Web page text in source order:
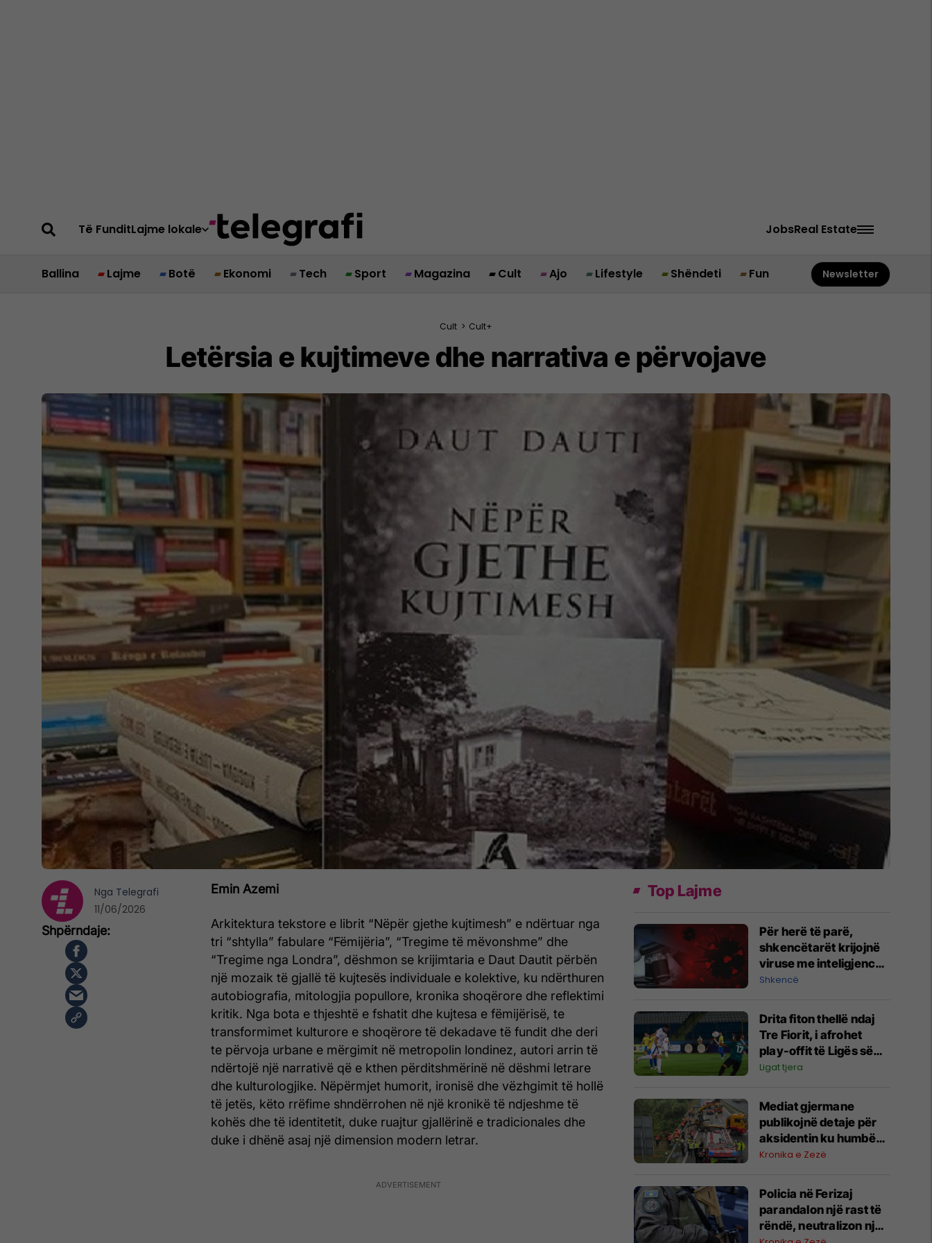
Të FunditLajme lokale JobsReal Estate
Ballina Lajme Botë Ekonomi Tech Sport Magazina Cult Ajo Lifestyle Shëndeti Fun Newsletter
Cult > Cult+
Letërsia e kujtimeve dhe narrativa e përvojave
Emin Azemi
Arkitektura tekstore e librit “Nëpër gjethe kujtimesh” e ndërtuar nga
tri “shtylla” fabulare “Fëmijëria”, “Tregime të mëvonshme” dhe
“Tregime nga Londra”, dëshmon se krijimtaria e Daut Dautit përbën
një mozaik të gjallë të kujtesës individuale e kolektive, ku ndërthuren
autobiografia, mitologjia popullore, kronika shoqërore dhe reflektimi
kritik. Nga bota e thjeshtë e fshatit dhe kujtesa e fëmijërisë, te
transformimet kulturore e shoqërore të dekadave të fundit dhe deri
te përvoja urbane e mërgimit në metropolin londinez, autori arrin të
ndërtojë një narrativë që e kthen përditshmërinë në dëshmi letrare
dhe kulturologjike. Nëpërmjet humorit, ironisë dhe vëzhgimit të hollë
të jetës, këto rrëfime shndërrohen në një kronikë të ndjeshme të
kohës dhe të identitetit, duke ruajtur gjallërinë e tradicionales dhe
duke i dhënë asaj një dimension modern letrar.
Nga Telegrafi
11/06/2026
Top Lajme
Për herë të parë,
shkencëtarët krijojnë
viruse me inteligjencë
artificiale
Shkencë
Drita fiton thellë ndaj
Tre Fiorit, i afrohet
play-offit të Ligës së
Konferencës
Ligat tjera
Mediat gjermane
publikojnë detaje për
aksidentin ku humbën
jetën tre mërgimtarë
Ferizajt
Kronika e Zezë
Policia në Ferizaj
parandalon një rast të
rëndë, neutralizon një